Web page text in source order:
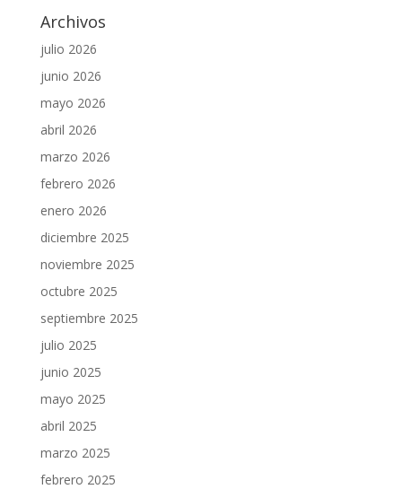
Archivos
julio 2026
junio 2026
mayo 2026
abril 2026
marzo 2026
febrero 2026
enero 2026
diciembre 2025
noviembre 2025
octubre 2025
septiembre 2025
julio 2025
junio 2025
mayo 2025
abril 2025
marzo 2025
febrero 2025